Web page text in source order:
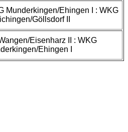
Munderkingen/Ehingen I : WKG
Göllsdorf II
Eisenharz II : WKG
Ehingen I